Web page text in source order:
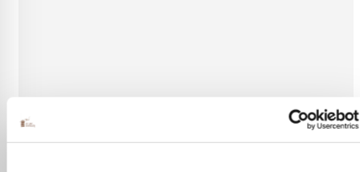
Vlotte ontvangst van mijn